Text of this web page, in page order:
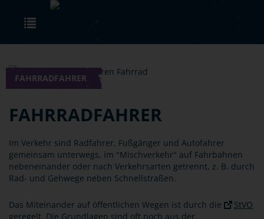
Skip to main content
FAHRRADFAHRER
FAHRRADFAHRER
Im Verkehr sind Radfahrer, Fußgänger und Autofahrer
gemeinsam unterwegs, im "Mischverkehr" auf Fahrbahnen
nebeneinander oder nach Verkehrsarten getrennt, z. B. durch
Rad- und Gehwege neben Schnellstraßen.
Das Miteinander auf öffentlichen Wegen ist durch die
StVO
geregelt. Die Grundlagen sind oft noch aus der